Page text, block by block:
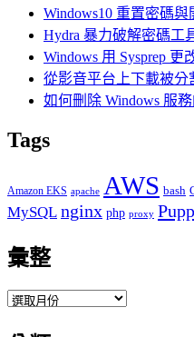
Windows10 重置密碼與
Hydra 暴力破解密碼工
Windows 用 Sysprep 更
從影音平台上下載被分
如何刪除 Windows 服
Tags
Amazon EKS apache AWS bash
MySQL nginx php proxy
彙整
彙